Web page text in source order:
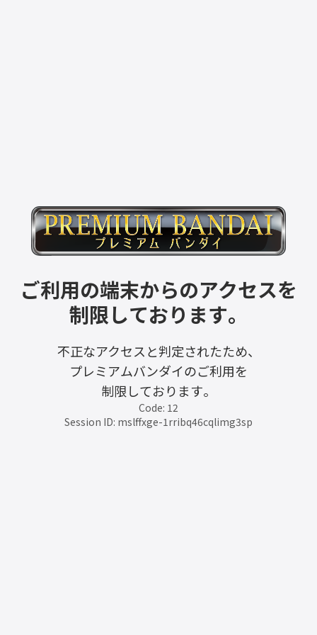
ご利用の端末からのアクセスを
制限しております。
不正なアクセスと判定されたため、
プレミアムバンダイのご利用を
制限しております。
Code: 12
Session ID: mslffxge-1rribq46cqlimg3sp